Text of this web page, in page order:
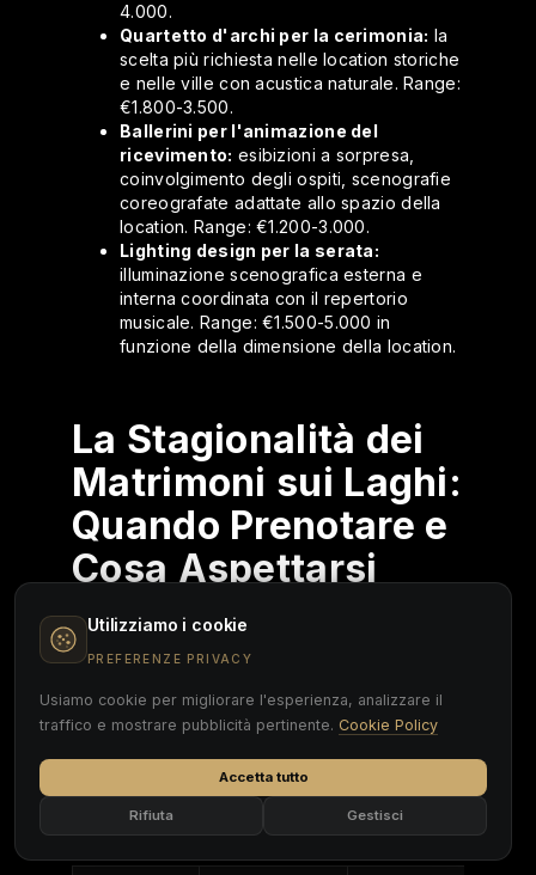
4.000.
Quartetto d'archi per la cerimonia: la
scelta più richiesta nelle location storiche
e nelle ville con acustica naturale. Range:
€1.800-3.500.
Ballerini per l'animazione del
ricevimento: esibizioni a sorpresa,
coinvolgimento degli ospiti, scenografie
coreografate adattate allo spazio della
location. Range: €1.200-3.000.
Lighting design per la serata:
illuminazione scenografica esterna e
interna coordinata con il repertorio
musicale. Range: €1.500-5.000 in
funzione della dimensione della location.
La Stagionalità dei
Matrimoni sui Laghi:
Quando Prenotare e
Cosa Aspettarsi
La scelta del mese è una delle variabili più
sottovalutate nella pianificazione di un
matrimonio sul lago. Settembre è il mese più
stabili tra 18 e 24 gradi, acqua ferma, meno
turisti rispetto a luglio e agosto. Giugno e
maggio completano il podio con condizioni di
luce mattutina eccezionale e paesaggi ancora
Utilizziamo i cookie
PREFERENZE PRIVACY
Usiamo cookie per migliorare l'esperienza, analizzare il
traffico e mostrare pubblicità pertinente. Cookie Policy
Rifiuta Gestisci
Accetta tutto